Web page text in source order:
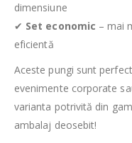
dimensiune
✔ Set economic – mai
eficientă
Aceste pungi sunt
evenimente corporate
varianta potrivită din
ambalaj deosebit!